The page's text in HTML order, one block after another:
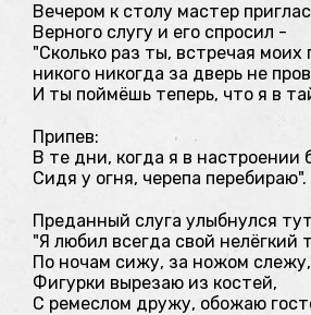
Вечером к столу мастер
Верного слугу и его спросил -
"Сколько раз ты, встречая моих
никого никогда за дверь не
И ты поймёшь теперь, что я в
Припев:
В те дни, когда я в настроении
Сидя у огня, черепа перебираю".
Преданный слуга улыбнулся
"Я любил всегда свой нелёгкий
По ночам сижу, за ножом слежу,
Фигурки вырезаю из костей,
С ремеслом дружу, обожаю